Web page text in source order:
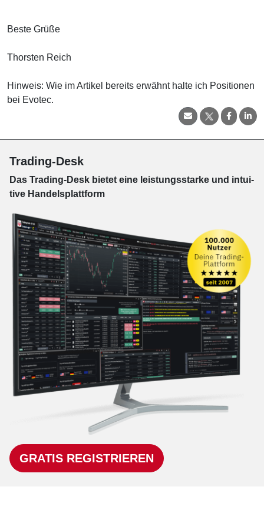
Beste Grüße
Thorsten Reich
Hinweis: Wie im Artikel bereits erwähnt halte ich Positionen
bei Evotec.
Trading-Desk
Das Trading-Desk bie­tet eine leis­tungs­star­ke und in­tui­
tive Han­dels­platt­form
GRATIS REGISTRIEREN